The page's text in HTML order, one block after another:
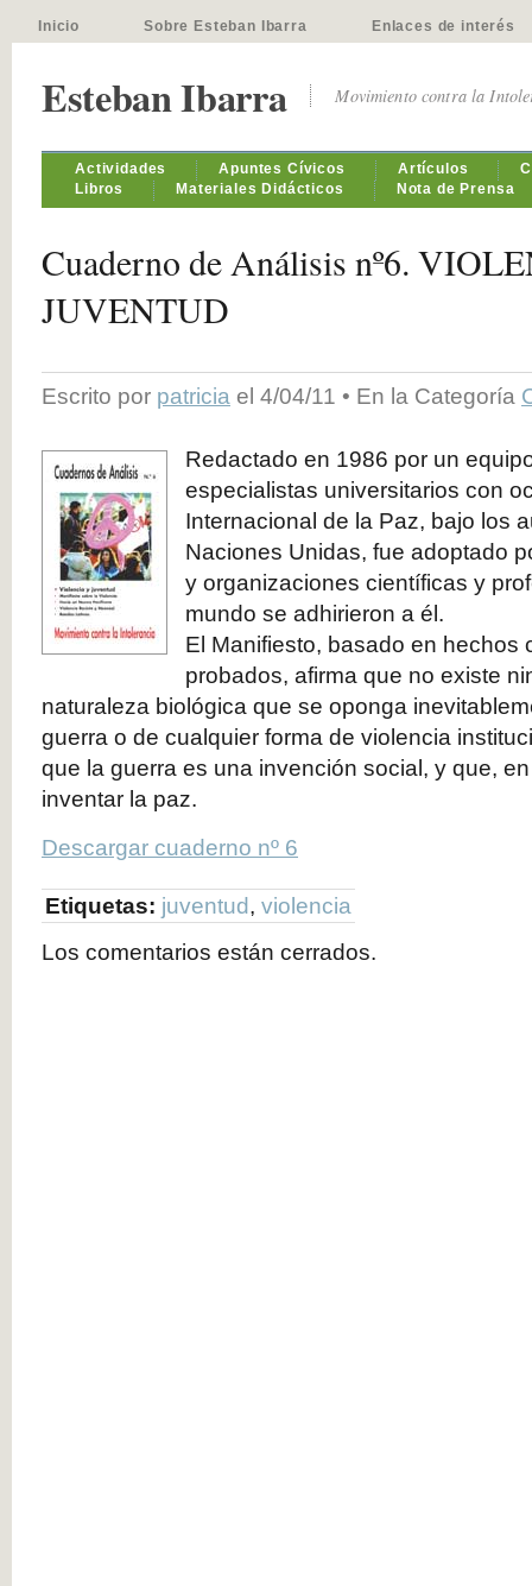
Inicio Sobre Esteban Ibarra Enlaces de interés
Esteban Ibarra Movimiento contra la
Actividades Apuntes Cívicos Artículos
Libros
Materiales Didácticos Nota de Prensa
Cuaderno de Análisis nº6.
JUVENTUD
Escrito por patricia el 4/04/11 • En la Categoría
Redactado en 1986 por un
especialistas universitarios con
Internacional de la Paz, bajo los
Naciones Unidas, fue adoptado
y organizaciones científicas y
mundo se adhirieron a él.
El Manifiesto, basado en hechos
probados, afirma que no existe
naturaleza biológica que se oponga
guerra o de cualquier forma de violencia
que la guerra es una invención social, y que,
inventar la paz.
Descargar cuaderno nº 6
Etiquetas: juventud, violencia
Los comentarios están cerrados.